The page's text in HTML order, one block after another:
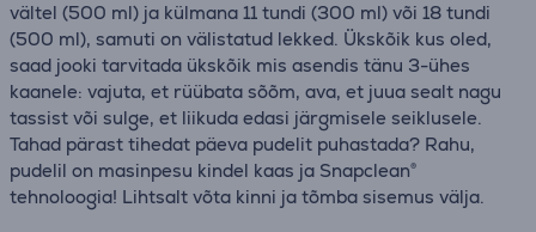
vältel (500 ml) ja külmana 11 tundi (300 ml) või 18 tundi
(500 ml), samuti on välistatud lekked. Ükskõik kus oled,
saad jooki tarvitada ükskõik mis asendis tänu 3-ühes
kaanele: vajuta, et rüübata sõõm, ava, et juua sealt nagu
tassist või sulge, et liikuda edasi järgmisele seiklusele.
Tahad pärast tihedat päeva pudelit puhastada? Rahu,
pudelil on masinpesu kindel kaas ja Snapclean®
tehnoloogia! Lihtsalt võta kinni ja tõmba sisemus välja.